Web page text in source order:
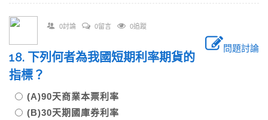
0討論 0留言 0追蹤
問題討論
18. 下列何者為我國短期利率期貨的
指標？
(A)90天商業本票利率
(B)30天期國庫券利率